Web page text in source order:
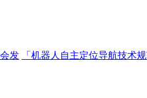
发 「机器人自主定位导航技术